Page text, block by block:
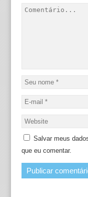
Salvar meus
que eu comentar.